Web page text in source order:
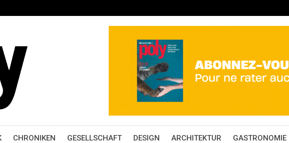
CHRONIKEN GESELLSCHAFT DESIGN ARCHITEKTUR GASTRONOMIE